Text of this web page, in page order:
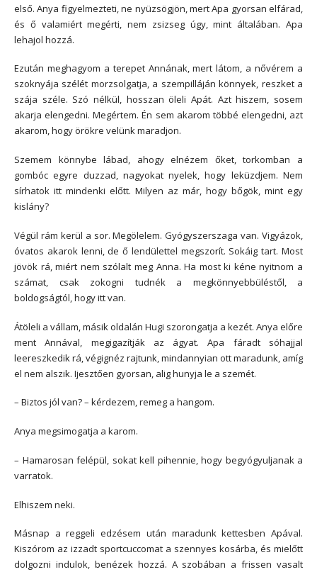
első. Anya figyelmezteti, ne nyüzsögjön, mert Apa gyorsan elfárad,
és ő valamiért megérti, nem zsizseg úgy, mint általában. Apa
lehajol hozzá.
Ezután meghagyom a terepet Annának, mert látom, a nővérem a
szoknyája szélét morzsolgatja, a szempilláján könnyek, reszket a
szája széle. Szó nélkül, hosszan öleli Apát. Azt hiszem, sosem
akarja elengedni. Megértem. Én sem akarom többé elengedni, azt
akarom, hogy örökre velünk maradjon.
Szemem könnybe lábad, ahogy elnézem őket, torkomban a
gombóc egyre duzzad, nagyokat nyelek, hogy leküzdjem. Nem
sírhatok itt mindenki előtt. Milyen az már, hogy bőgök, mint egy
kislány?
Végül rám kerül a sor. Megölelem. Gyógyszerszaga van. Vigyázok,
óvatos akarok lenni, de ő lendülettel megszorít. Sokáig tart. Most
jövök rá, miért nem szólalt meg Anna. Ha most ki kéne nyitnom a
számat, csak zokogni tudnék a megkönnyebbüléstől, a
boldogságtól, hogy itt van.
Átöleli a vállam, másik oldalán Hugi szorongatja a kezét. Anya előre
ment Annával, megigazítják az ágyat. Apa fáradt sóhajjal
leereszkedik rá, végignéz rajtunk, mindannyian ott maradunk, amíg
el nem alszik. Ijesztően gyorsan, alig hunyja le a szemét.
– Biztos jól van? – kérdezem, remeg a hangom.
Anya megsimogatja a karom.
– Hamarosan felépül, sokat kell pihennie, hogy begyógyuljanak a
varratok.
Elhiszem neki.
Másnap a reggeli edzésem után maradunk kettesben Apával.
Kiszórom az izzadt sportcuccomat a szennyes kosárba, és mielőtt
dolgozni indulok, benézek hozzá. A szobában a frissen vasalt